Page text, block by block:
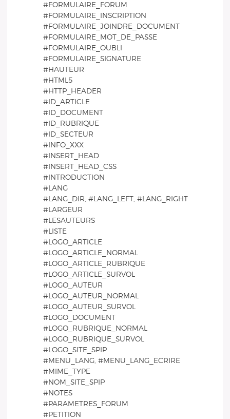
#FORMULAIRE_FORUM
#FORMULAIRE_INSCRIPTION
#FORMULAIRE_JOINDRE_DOCUMENT
#FORMULAIRE_MOT_DE_PASSE
#FORMULAIRE_OUBLI
#FORMULAIRE_SIGNATURE
#HAUTEUR
#HTML5
#HTTP_HEADER
#ID_ARTICLE
#ID_DOCUMENT
#ID_RUBRIQUE
#ID_SECTEUR
#INFO_XXX
#INSERT_HEAD
#INSERT_HEAD_CSS
#INTRODUCTION
#LANG
#LANG_DIR, #LANG_LEFT, #LANG_RIGHT
#LARGEUR
#LESAUTEURS
#LISTE
#LOGO_ARTICLE
#LOGO_ARTICLE_NORMAL
#LOGO_ARTICLE_RUBRIQUE
#LOGO_ARTICLE_SURVOL
#LOGO_AUTEUR
#LOGO_AUTEUR_NORMAL
#LOGO_AUTEUR_SURVOL
#LOGO_DOCUMENT
#LOGO_RUBRIQUE_NORMAL
#LOGO_RUBRIQUE_SURVOL
#LOGO_SITE_SPIP
#MENU_LANG, #MENU_LANG_ECRIRE
#MIME_TYPE
#NOM_SITE_SPIP
#NOTES
#PARAMETRES_FORUM
#PETITION